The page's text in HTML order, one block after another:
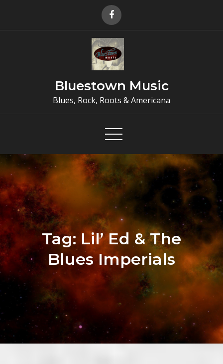
Bluestown Music
Blues, Rock, Roots & Americana
Tag: Lil’ Ed & The
Blues Imperials